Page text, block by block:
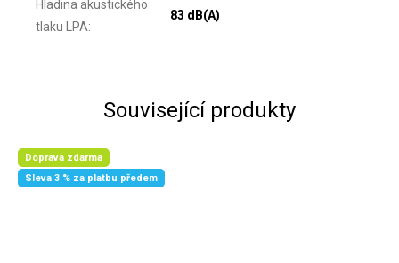
Hladina akustického
tlaku LPA:
83 dB(A)
Související produkty
Doprava zdarma
Sleva 3 % za platbu předem